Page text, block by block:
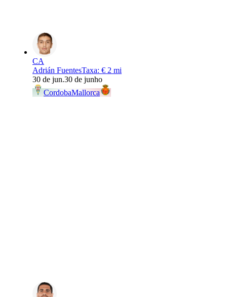
CA
Adrián FuentesTaxa: € 2 mi
30 de jun.30 de junho
CordobaMallorca